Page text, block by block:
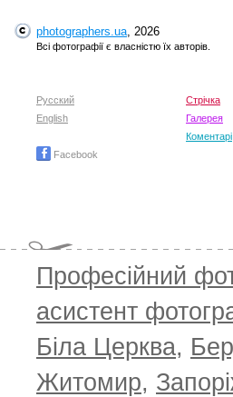
TOP 100 for May 2026 0
photographers.ua, 2026
Всі фотографії є власністю їх авторів.
Русский
English
Facebook
Стрічка
Галерея
Коментарі
Професійний
асистент
Біла Церква,
Житомир,